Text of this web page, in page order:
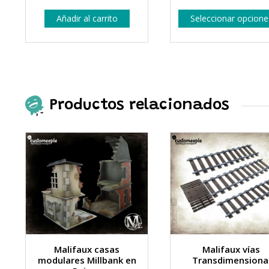
Añadir al carrito Seleccionar
Productos relacionados
Malifaux casas
modulares Millbank en
Malifaux vías